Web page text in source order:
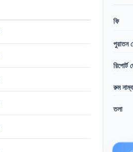
ফি
পুরাতন
রিপোর্ট
রুম
তলা